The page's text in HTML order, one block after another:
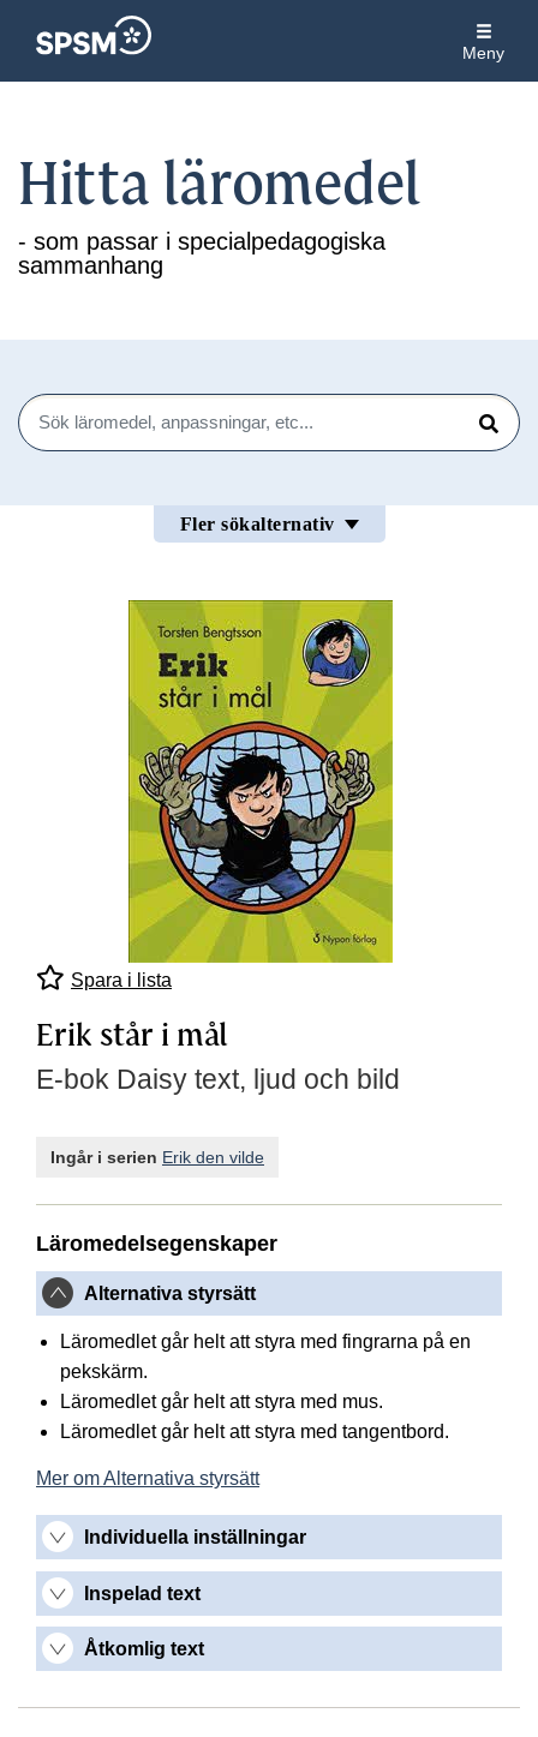
Meny
Hitta läromedel
- som passar i specialpedagogiska
sammanhang
Sök
Sök
Fler sökalternativ
Spara i lista
Erik står i mål
E-bok Daisy text, ljud och bild
Ingår i serien Erik den vilde
Läromedelsegenskaper
Alternativa styrsätt
Läromedlet går helt att styra med fingrarna på en
pekskärm.
Läromedlet går helt att styra med mus.
Läromedlet går helt att styra med tangentbord.
Mer om Alternativa styrsätt
Individuella inställningar
Inspelad text
Åtkomlig text